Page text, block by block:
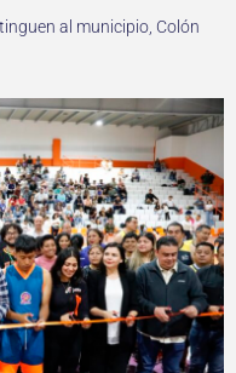
al municipio, Colón